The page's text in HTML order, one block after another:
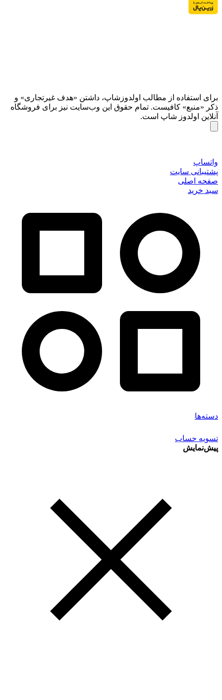
برای استفاده از مطالب اولدوزشاپ، داشتن «هدف غیرتجاری» و
ذکر «منبع» کافیست. تمام حقوق اين وب‌سايت نیز برای فروشگاه
آنلاین اولدوز شاپ است.
واتساپ
پشتیبانی سایت
صفحه اصلی
سبد خرید
دسته‌ها
تسویه حساب
پیش‌نمایش